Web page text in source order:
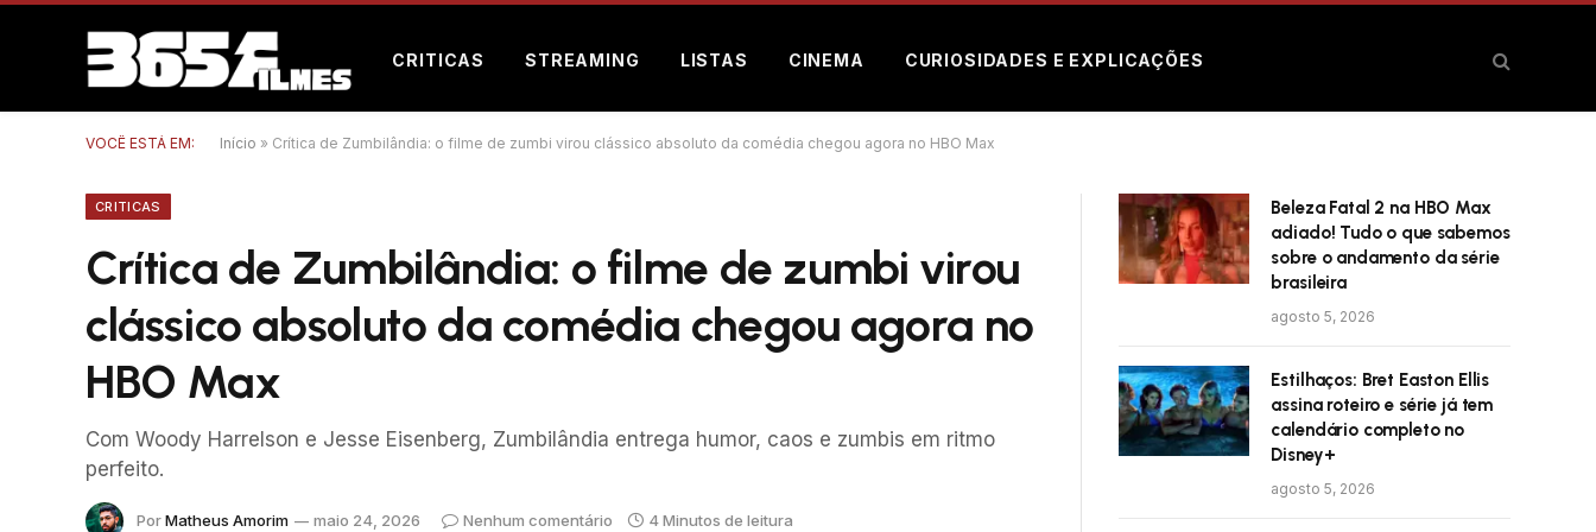
CRITICAS STREAMING LISTAS CINEMA CURIOSIDADES E EXPLICAÇÕES
VOCÊ ESTÁ EM: Início » Crítica de Zumbilândia: o filme de zumbi virou clássico absoluto da comédia chegou agora no HBO Max
CRITICAS
Crítica de Zumbilândia: o filme de zumbi virou
clássico absoluto da comédia chegou agora no
HBO Max
Com Woody Harrelson e Jesse Eisenberg, Zumbilândia entrega humor, caos e zumbis em ritmo
perfeito.
PorMatheus Amorim maio 24, 2026 Nenhum comentário 4 Minutos de leitura
Beleza Fatal 2 na HBO Max
adiado! Tudo o que sabemos
sobre o andamento da série
brasileira
agosto 5, 2026
Estilhaços: Bret Easton Ellis
assina roteiro e série já tem
calendário completo no
Disney+
agosto 5, 2026